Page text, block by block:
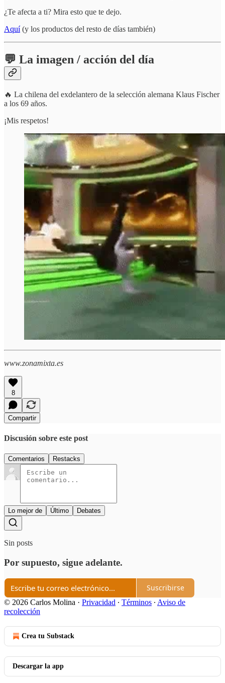
¿Te afecta a ti? Mira esto que te dejo.
Aquí(y los productos del resto de días también)
💬 La imagen / acción del día
🔥 La chilena del exdelantero de la selección alemana Klaus Fischer
a los 69 años.
¡Mis respetos!
www.zonamixta.es
8
Compartir
Discusión sobre este post
Comentarios Restacks
Lo mejor de Último Debates
Sin posts
Por supuesto, sigue adelante.
Suscribirse
© 2026 Carlos Molina · Privacidad ∙ Términos ∙ Aviso de
recolección
Crea tu Substack
Descargar la app